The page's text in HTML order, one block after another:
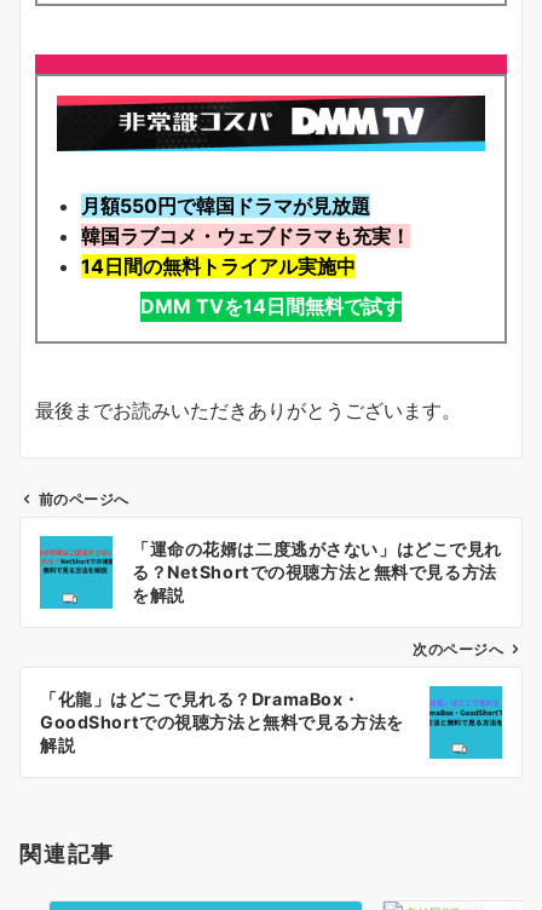
月額550円で韓国ドラマが見放題
韓国ラブコメ・ウェブドラマも充実！
14日間の無料トライアル実施中
DMM TVを14日間無料で試す
最後までお読みいただきありがとうございます。
ン
前のページへ
「運命の花婿は二度逃がさない」はどこで見れ
る？NetShortでの視聴方法と無料で見る方法
を解説
次のページへ
「化龍」はどこで見れる？DramaBox・
GoodShortでの視聴方法と無料で見る方法を
解説
関連記事